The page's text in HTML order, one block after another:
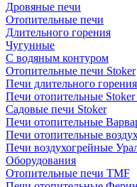
Дровяные печи
Отопительные печи
Длительного горения
Чугунные
C водяным контуром
Отопительные печи Stoker
Печи длительного
Печи отопительные
Садовые печи Stoker
Печи отопительные
Печи отопительные
Печи воздухогрейные
Оборудования
Отопительные печи TMF